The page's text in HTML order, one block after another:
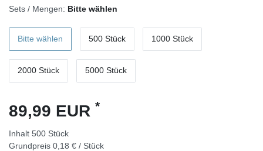
Sets / Mengen: Bitte wählen
Bitte wählen 500 Stück 1000 Stück
2000 Stück 5000 Stück
89,99 EUR *
Inhalt 500 Stück
Grundpreis 0,18 € / Stück